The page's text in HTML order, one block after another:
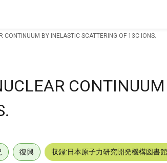
CONTINUUM BY INELASTIC SCATTERING OF 13C IONS.
復興 収録:日本原子力研究開発機構図書